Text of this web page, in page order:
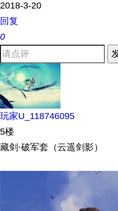
2018-3-20
回复
0
玩家U_118746095
5楼
藏剑·破军套（云遥剑影）